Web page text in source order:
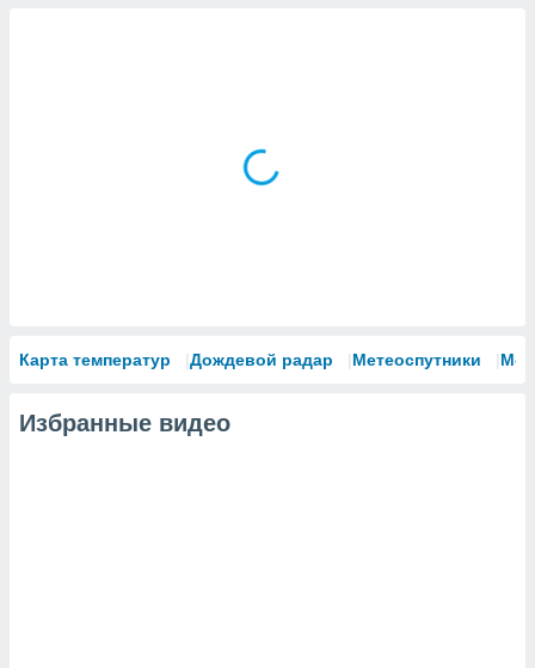
Карта температур Дождевой радар Метеоспутники
Избранные видео